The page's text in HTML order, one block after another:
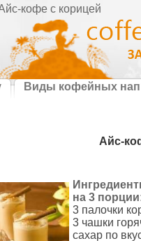
кофе с корицей
Виды кофейных
Айс-
на 3
3 палочки
3 чашки
сахар по